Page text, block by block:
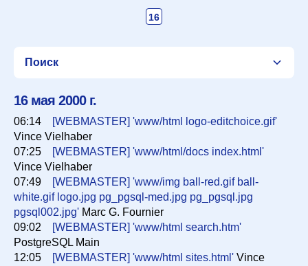
16
Поиск
Список
Период
Сортировка
16 мая 2000 г.
06:14
[WEBMASTER] 'www/html logo-editchoice.gif'
Vince Vielhaber
07:25
[WEBMASTER] 'www/html/docs index.html'
Vince Vielhaber
07:49
[WEBMASTER] 'www/img ball-red.gif ball-
white.gif logo.jpg pg_pgsql-med.jpg pg_pgsql.jpg
pgsql002.jpg' Marc G. Fournier
09:02
[WEBMASTER] 'www/html search.htm'
PostgreSQL Main
12:05
[WEBMASTER] 'www/html sites.html' Vince